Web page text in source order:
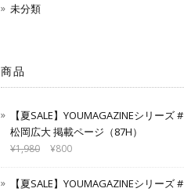
未分類
商品
【夏SALE】YOUMAGAZINEシリーズ #
松岡広大 掲載ページ（87H）
¥1,980 ¥800
【夏SALE】YOUMAGAZINEシリーズ #